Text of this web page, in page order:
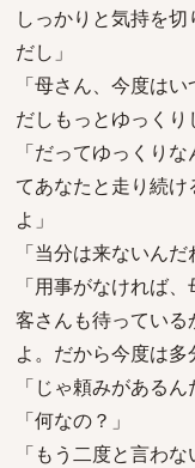
しっかりと気持を
だし」
「母さん、今度は
だしもっとゆっくり
「だってゆっくり
てあなたと走り続
よ」
「当分は来ないんだ
「用事がなければ
客さんも待ってい
よ。だから今度は多
「じゃ頼みがあるん
「何なの？」
「もう二度と言わ